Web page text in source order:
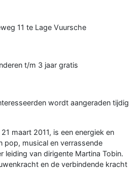
11 te Lage Vuursche
t/m 3 jaar gratis
wordt aangeraden tijdig
maart 2011, is een energiek en
pop, musical en verrassende
van dirigente Martina Tobin.
en de verbindende kracht